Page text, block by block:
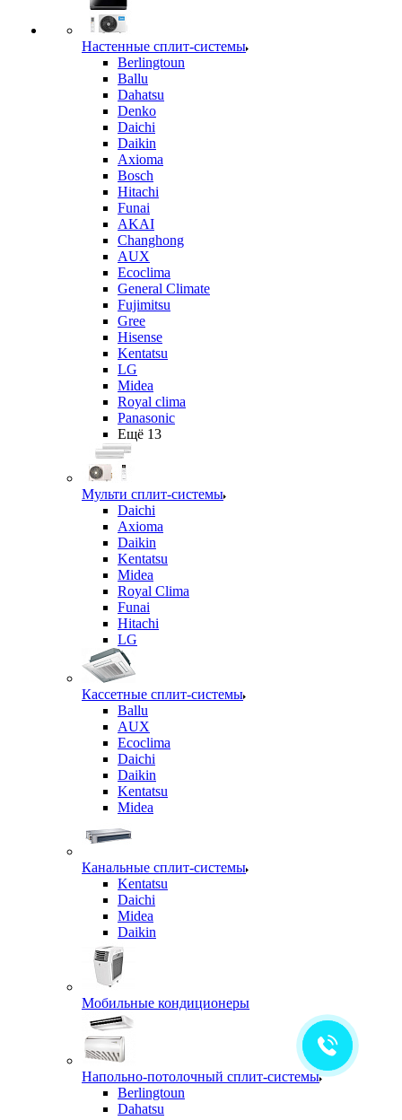
Настенные сплит-системы
Berlingtoun
Ballu
Dahatsu
Denko
Daichi
Daikin
Axioma
Bosch
Hitachi
Funai
AKAI
Changhong
AUX
Ecoclima
General Climate
Fujimitsu
Gree
Hisense
Kentatsu
LG
Midea
Royal clima
Panasonic
Ещё 13
Мульти сплит-системы
Daichi
Axioma
Daikin
Kentatsu
Midea
Royal Clima
Funai
Hitachi
LG
Кассетные сплит-системы
Ballu
AUX
Ecoclima
Daichi
Daikin
Kentatsu
Midea
Канальные сплит-системы
Kentatsu
Daichi
Midea
Daikin
Мобильные кондиционеры
Напольно-потолочный сплит-системы
Berlingtoun
Dahatsu